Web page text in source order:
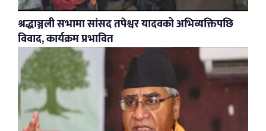
श्रद्धाञ्जली सभामा सांसद तपेश्वर यादवको अभिव्यक्तिपछि
विवाद, कार्यक्रम प्रभावित